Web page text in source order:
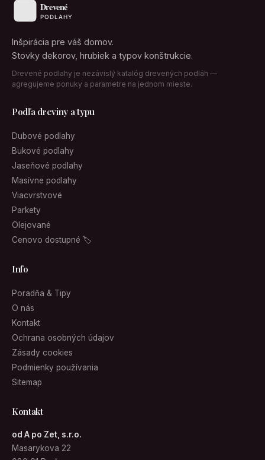
Inšpirácia pre váš domov.
Stovky dekorov, hrubiek a typov konštrukcie.
Drevené podlahy je nezávislý katalóg drevených podláh —
agregujeme ponuky a parametre na jednom mieste.
Podľa dreviny a typu
Dubové podlahy
Bukové podlahy
Jaseňové podlahy
Masívne podlahy
Viacvrstvové
Parkety
Olejované
Cenovo dostupné 🏷
Info
Poradňa & Tipy
O nás
Kontakt
Ochrana osobných údajov
Zásady cookies
Podmienky používania
Sitemap
Kontakt
od A po Zet, s.r.o.
Masarykova 22